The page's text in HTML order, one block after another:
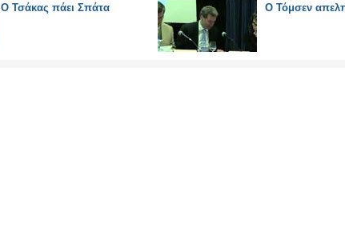
Ο Τσάκας πάει Σπάτα